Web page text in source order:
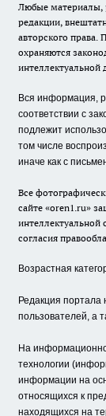
Любые материалы,
редакции,
авторского права.
охраняются
интеллектуальной
Вся информация,
соответствии с
подлежит
том числе
иначе как с
Все
сайте «oren1.ru»
интеллектуальной
согласия
Возрастная
Редакция портала
пользователей, а
На
технологии
информации на
относящихся к
находящихся на